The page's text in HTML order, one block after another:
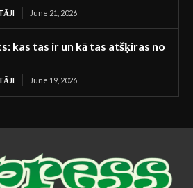
June 21, 2026
kas tas ir un kā tas atšķiras no
June 19, 2026